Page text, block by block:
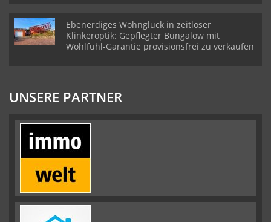
Ebenerdiges Wohnglück in zeitloser
Klinkeroptik: Gepflegter Bungalow mit
Wohlfühl-Garantie provisionsfrei zu verkaufen
UNSERE PARTNER